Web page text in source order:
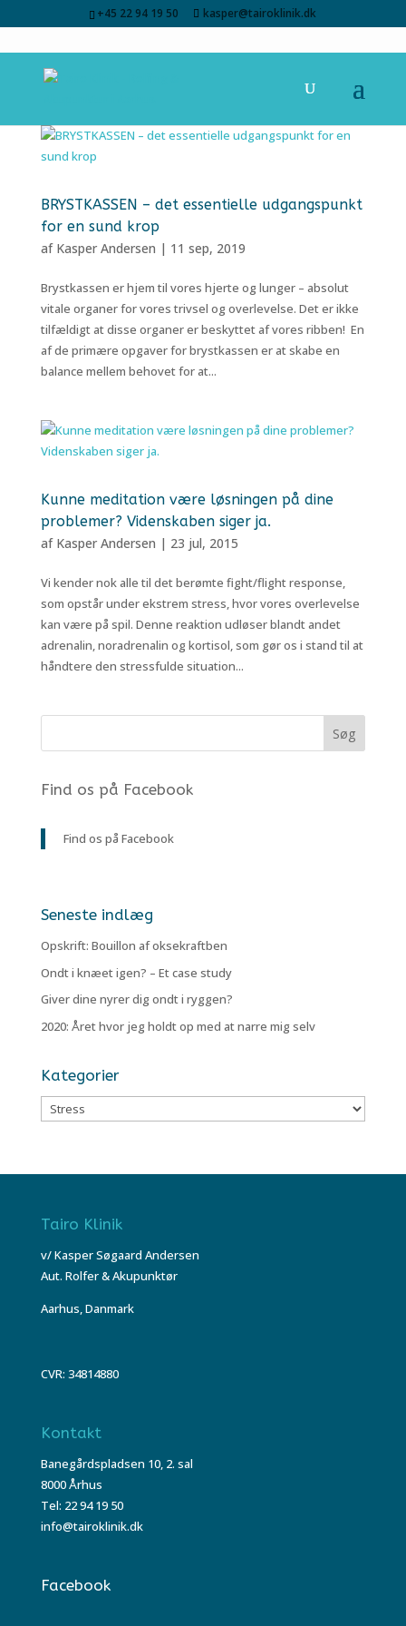
+45 22 94 19 50 kasper@tairoklinik.dk
BRYSTKASSEN – det essentielle udgangspunkt
for en sund krop
af Kasper Andersen | 11 sep, 2019
Brystkassen er hjem til vores hjerte og lunger – absolut
vitale organer for vores trivsel og overlevelse. Det er ikke
tilfældigt at disse organer er beskyttet af vores ribben! En
af de primære opgaver for brystkassen er at skabe en
balance mellem behovet for at...
Kunne meditation være løsningen på dine
problemer? Videnskaben siger ja.
af Kasper Andersen | 23 jul, 2015
Vi kender nok alle til det berømte fight/flight response,
som opstår under ekstrem stress, hvor vores overlevelse
kan være på spil. Denne reaktion udløser blandt andet
adrenalin, noradrenalin og kortisol, som gør os i stand til at
håndtere den stressfulde situation...
Find os på Facebook
Find os på Facebook
Seneste indlæg
Opskrift: Bouillon af oksekraftben
Ondt i knæet igen? – Et case study
Giver dine nyrer dig ondt i ryggen?
2020: Året hvor jeg holdt op med at narre mig selv
Kategorier
Kategorier
Tairo Klinik
v/ Kasper Søgaard Andersen
Aut. Rolfer & Akupunktør
Aarhus, Danmark
CVR: 34814880
Kontakt
Banegårdspladsen 10, 2. sal
8000 Århus
Tel: 22 94 19 50
info@tairoklinik.dk
Facebook